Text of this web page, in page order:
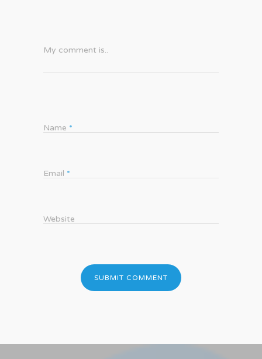
My comment is..
Name *
Email *
Website